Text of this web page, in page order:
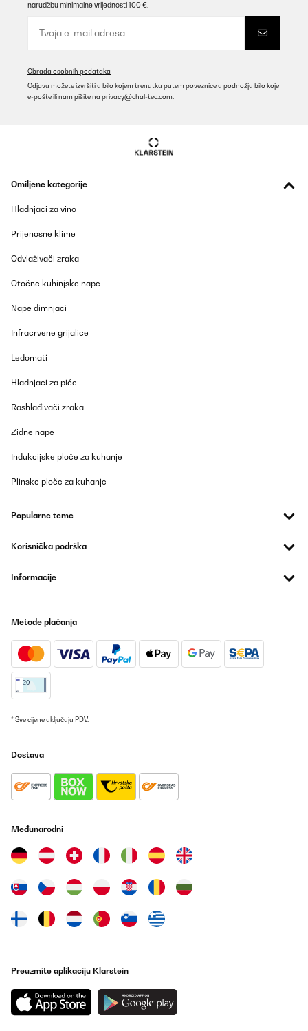
So im ganzen bin ich zufrieden, das Gestell hätte für das Geld
Prevedi
Prevedi
Die Pergola bestellt und paar Tage später kamen die beiden
sollte sich man ruhig Zeit nehmen und exakt nach Aufbauplan
nummeriert bzw. beschriftet, dass man sich gut zu recht findet.
machbar.Bin voll zufrieden und für den Preis sowieso
Macht einen stabilen Eindruck. Kann ich nur weiterempfehlen.
Amazon-Benutzer
narudžbu minimalne vrijednosti 100 €.
Obrada osobnih podataka
Odjavu možete izvršiti u bilo kojem trenutku putem poveznice u podnožju bilo koje
e-pošte ili nam pišite na privacy@chal-tec.com
Omiljene kategorije
Hladnjaci za vino
Prijenosne klime
Odvlaživači zraka
Otočne kuhinjske nape
Nape dimnjaci
Infracrvene grijalice
Ledomati
Hladnjaci za piće
Rashlađivači zraka
Zidne nape
Indukcijske ploče za kuhanje
Plinske ploče za kuhanje
Popularne teme
Korisnička podrška
Informacije
Metode plaćanja
* Sve cijene uključuju PDV.
Dostava
Međunarodni
Preuzmite aplikaciju Klarstein